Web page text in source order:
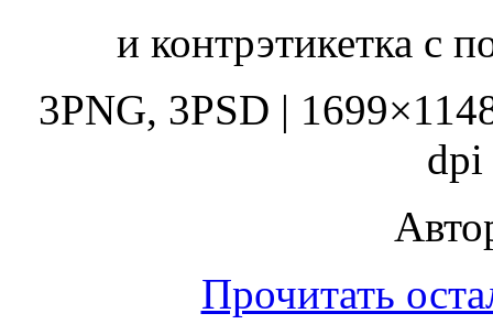
и контрэтикетка с
3PNG, 3PSD |
dpi
Прочитать